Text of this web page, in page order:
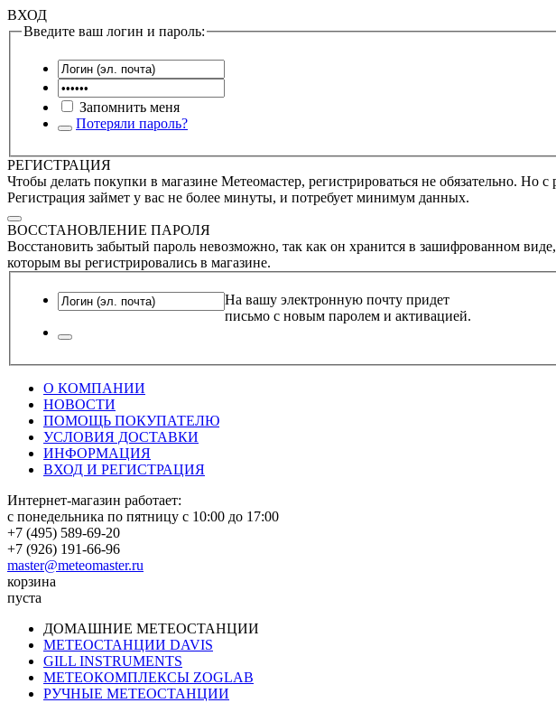
ВХОД
Введите ваш логин и пароль:
Запомнить меня
Потеряли пароль?
РЕГИСТРАЦИЯ
Чтобы делать покупки в магазине Метеомастер, регистрироваться не обязательно. Но с
Регистрация займет у вас не более минуты, и потребует минимум данных.
ВОССТАНОВЛЕНИЕ ПАРОЛЯ
Восстановить забытый пароль невозможно, так как он хранится в зашифрованном
которым вы регистрировались в магазине.
На вашу электронную почту придет
письмо с новым паролем и активацией.
О КОМПАНИИ
НОВОСТИ
ПОМОЩЬ ПОКУПАТЕЛЮ
УСЛОВИЯ ДОСТАВКИ
ИНФОРМАЦИЯ
ВХОД И РЕГИСТРАЦИЯ
Интернет-магазин работает:
с понедельника по пятницу с 10:00 до 17:00
+7 (495) 589-69-20
+7 (926) 191-66-96
master@meteomaster.ru
корзина
пуста
ДОМАШНИЕ МЕТЕОСТАНЦИИ
МЕТЕОСТАНЦИИ DAVIS
GILL INSTRUMENTS
МЕТЕОКОМПЛЕКСЫ ZOGLAB
РУЧНЫЕ МЕТЕОСТАНЦИИ